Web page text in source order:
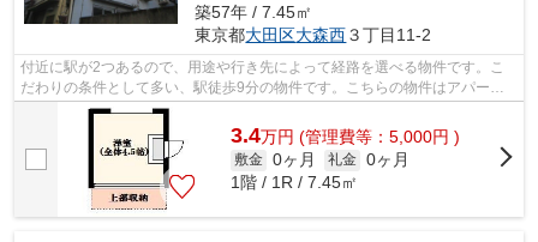
築57年 / 7.45㎡
東京都大田区大森西３丁目11-2
付近に駅が2つあるので、用途や行き先によって経路を選べる物件です。こ
だわりの条件として多い、駅徒歩9分の物件です。こちらの物件はアパート
です。ATMに行かずとも、初期費用や家賃...
3.4万円 (管理費等：5,000円 )
敷金 0ヶ月 礼金 0ヶ月
1階 / 1R / 7.45㎡